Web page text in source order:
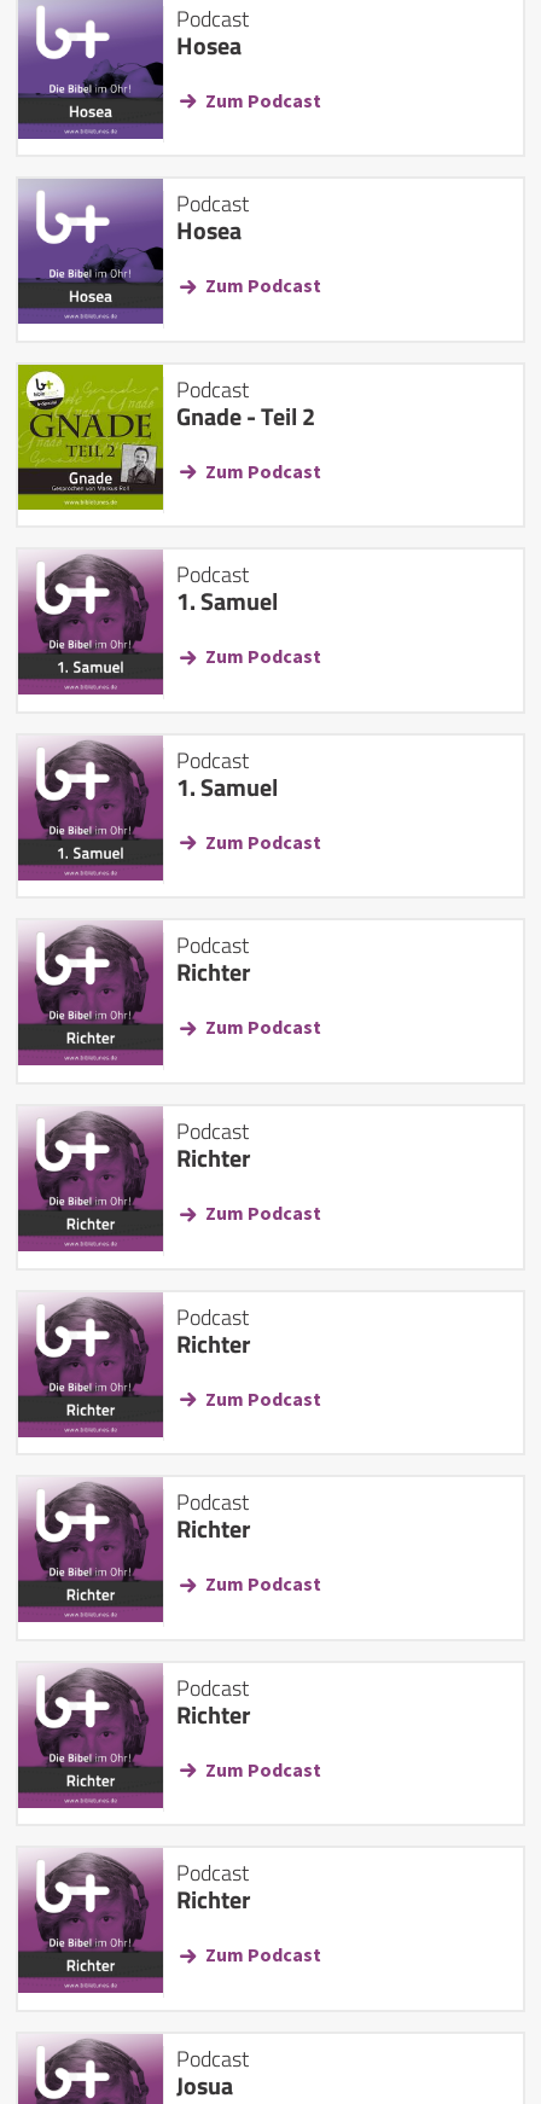
Podcast
Hosea
Zum Podcast
Podcast
Hosea
Zum Podcast
Podcast
Gnade - Teil 2
Zum Podcast
Podcast
1. Samuel
Zum Podcast
Podcast
1. Samuel
Zum Podcast
Podcast
Richter
Zum Podcast
Podcast
Richter
Zum Podcast
Podcast
Richter
Zum Podcast
Podcast
Richter
Zum Podcast
Podcast
Richter
Zum Podcast
Podcast
Richter
Zum Podcast
Podcast
Josua